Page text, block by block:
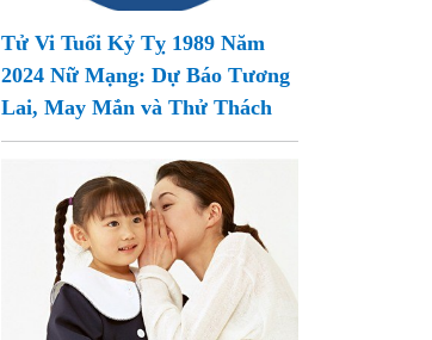
Tử Vi Tuổi Kỷ Tỵ 1989 Năm
2024 Nữ Mạng: Dự Báo Tương
Lai, May Mắn và Thử Thách